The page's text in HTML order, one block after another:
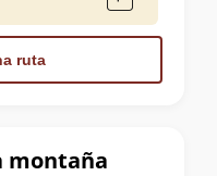
montaña
ruta